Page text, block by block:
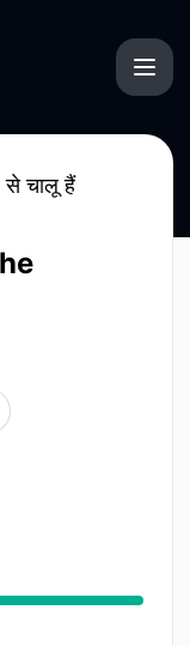
से चालू हैं